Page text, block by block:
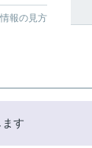
情報の見方
す